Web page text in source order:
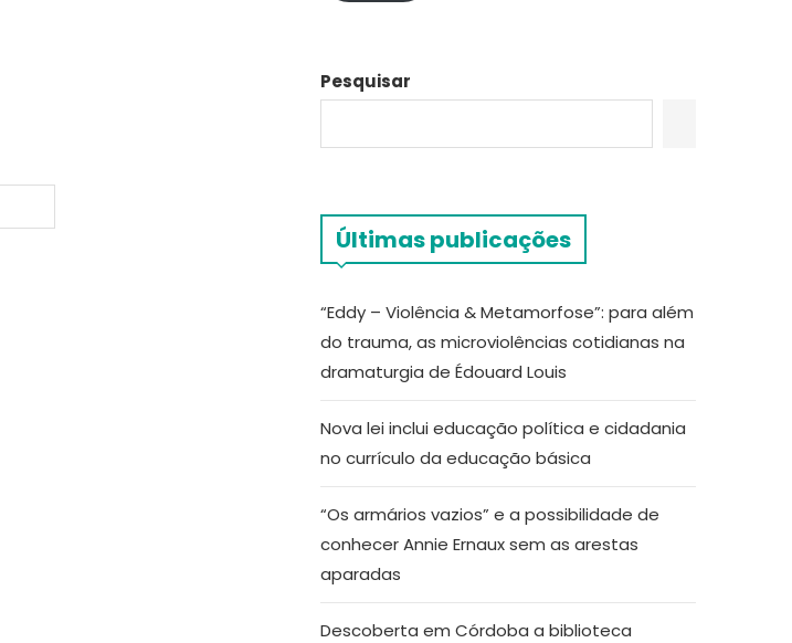
Pesquisar
Últimas publicações
“Eddy – Violência & Metamorfose”: para além
do trauma, as microviolências cotidianas na
dramaturgia de Édouard Louis
Nova lei inclui educação política e cidadania
no currículo da educação básica
“Os armários vazios” e a possibilidade de
conhecer Annie Ernaux sem as arestas
aparadas
Descoberta em Córdoba a biblioteca